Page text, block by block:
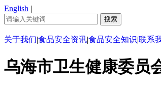
English |
关于我们|食品安全资讯|食品安全知识|联系
乌海市卫生健康委员